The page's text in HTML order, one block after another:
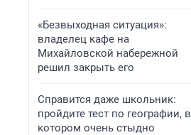
«Безвыходная ситуация»:
владелец кафе на
Михайловской набережной
решил закрыть его
Справится даже школьник:
пройдите тест по географии, в
котором очень стыдно